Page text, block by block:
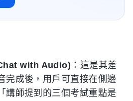
with Audio) ：這是其差
完成後，用戶可直接在側邊
講師提到的三個考試重點是